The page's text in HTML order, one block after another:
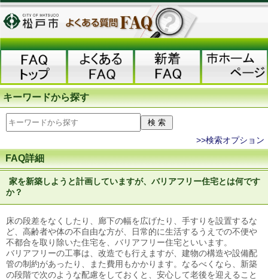
キーワードから探す
>>検索オプション
FAQ詳細
家を新築しようと計画していますが、バリアフリー住宅とは何です
か？
床の段差をなくしたり、廊下の幅を広げたり、手すりを設置するな
ど、高齢者や体の不自由な方が、日常的に生活するうえでの不便や
不都合を取り除いた住宅を、バリアフリー住宅といいます。
バリアフリーの工事は、改造でも行えますが、建物の構造や設備配
管の制約があったり、また費用もかかります。なるべくなら、新築
の段階で次のような配慮をしておくと、安心して老後を迎えること